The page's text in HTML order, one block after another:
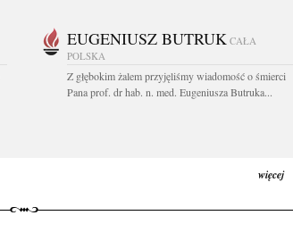
EUGENIUSZ BUTRUK CAŁA
POLSKA
Z głębokim żalem przyjęliśmy wiadomość o śmierci
Pana prof. dr hab. n. med. Eugeniusza Butruka...
więcej